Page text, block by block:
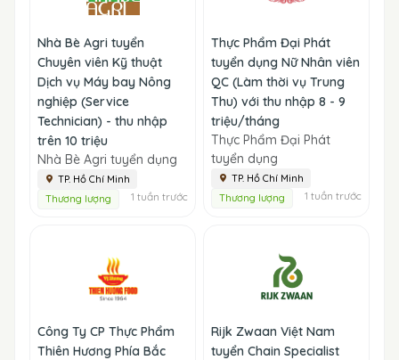
Nhà Bè Agri tuyển
Chuyên viên Kỹ thuật
Dịch vụ Máy bay Nông
nghiệp (Service
Technician) - thu nhập
trên 10 triệu
Nhà Bè Agri tuyển dụng
TP. Hồ Chí Minh
Thương lượng
1 tuần trước
Thực Phẩm Đại Phát
tuyển dụng Nữ Nhân viên
QC (Làm thời vụ Trung
Thu) với thu nhập 8 - 9
triệu/tháng
Thực Phẩm Đại Phát
tuyển dụng
TP. Hồ Chí Minh
Thương lượng
1 tuần trước
Công Ty CP Thực Phẩm
Thiên Hương Phía Bắc
Rijk Zwaan Việt Nam
tuyển Chain Specialist